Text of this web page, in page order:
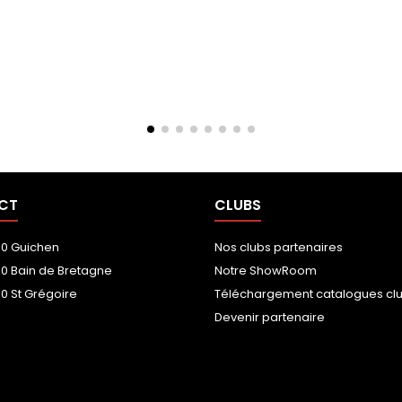
Guichen
Bain de Bretagne
St Grégoire
CLUBS
Nos clubs partenaires
Notre ShowRoom
Téléchargement catalogues
Devenir partenaire